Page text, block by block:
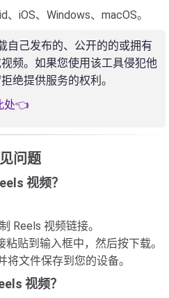
iOS、Windows、macOS。
自己发布的、公开的的或拥有
频。如果您使用该工具侵犯他
绝提供服务的权利。
处👈
问题
视频？
Reels 视频链接。
贴到输入框中，然后按下载。
将文件保存到您的设备。
视频？